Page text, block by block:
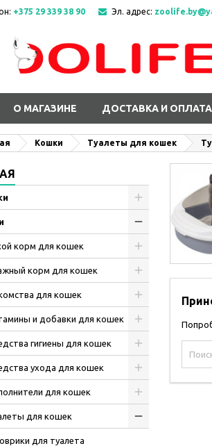
+375 29 339 38 90 Эл. адрес:
О МАГАЗИНЕ ДОСТАВКА И ОПЛАТА
Кошки Туалеты для кошек
корм для кошек
корм для кошек
для кошек
и добавки для кошек
гигиены для кошек
ухода для кошек
для кошек
для кошек
для туалета